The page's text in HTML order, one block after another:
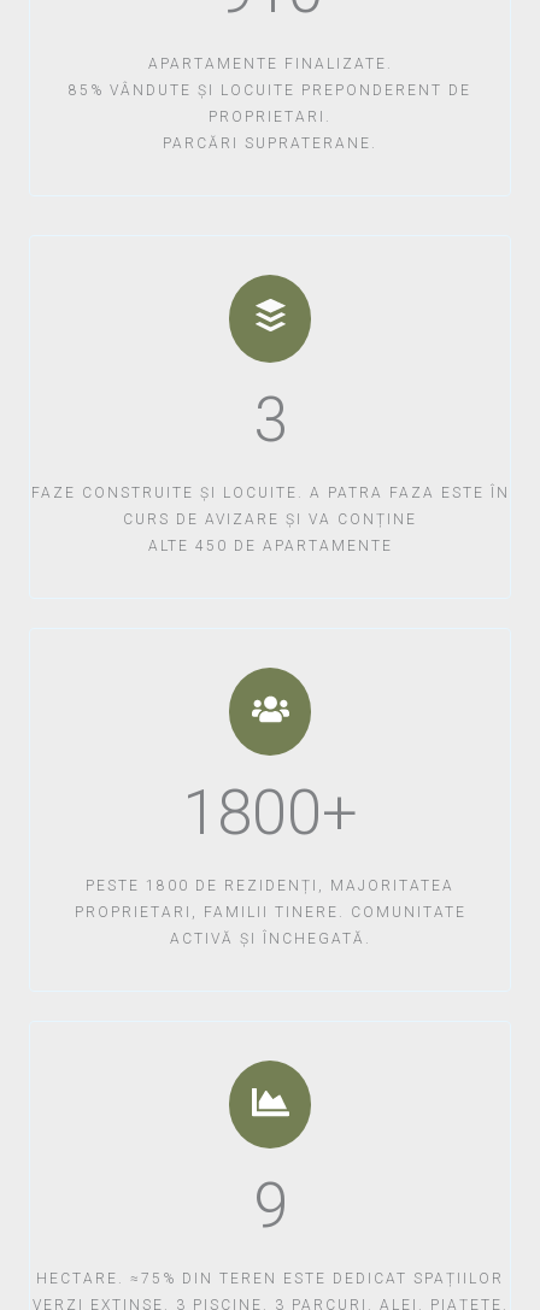
APARTAMENTE FINALIZATE.
85% VÂNDUTE ȘI LOCUITE PREPONDERENT DE
PROPRIETARI.
PARCĂRI SUPRATERANE.
3
FAZE CONSTRUITE ȘI LOCUITE. A PATRA FAZA ESTE ÎN
CURS DE AVIZARE ȘI VA CONȚINE
ALTE 450 DE APARTAMENTE
1800+
PESTE 1800 DE REZIDENȚI, MAJORITATEA
PROPRIETARI, FAMILII TINERE. COMUNITATE
ACTIVĂ ȘI ÎNCHEGATĂ.
9
HECTARE. ≈75% DIN TEREN ESTE DEDICAT SPAȚIILOR
VERZI EXTINSE. 3 PISCINE. 3 PARCURI. ALEI. PIAȚETE.